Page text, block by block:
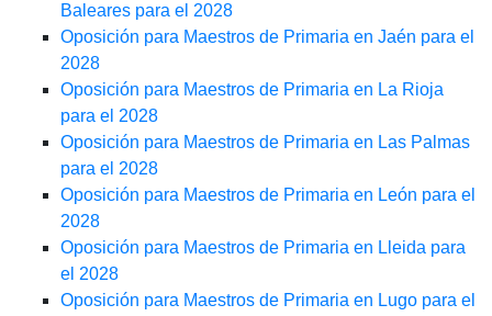
Baleares para el 2028
Oposición para Maestros de Primaria en Jaén para el
2028
Oposición para Maestros de Primaria en La Rioja
para el 2028
Oposición para Maestros de Primaria en Las Palmas
para el 2028
Oposición para Maestros de Primaria en León para el
2028
Oposición para Maestros de Primaria en Lleida para
el 2028
Oposición para Maestros de Primaria en Lugo para el